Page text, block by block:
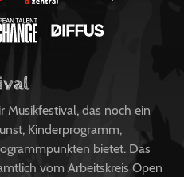
Musikfestival, das noch ein
Kinderprogramm,
bietet. Das
vom Arbeitskreis Open